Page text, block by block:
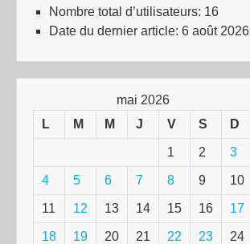
Nombre total d’utilisateurs: 16
Date du dernier article: 6 août 2026
mai 2026
L
M M J V S D
1 2 3
4 5 6 7 8 9 10
11 12 13 14 15 16 17
18 19 20 21 22 23 24